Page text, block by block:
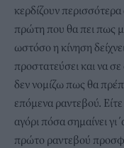
κερδίζουν
πρώτη που θα πει πως
ωστόσο η κίνηση
προστατεύσει και να
δεν νομίζω πως θα
επόμενα ραντεβού. Είτε
αγόρι πόσα σημαίνει
πρώτο ραντεβού